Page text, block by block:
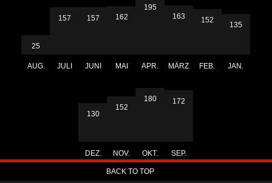
25
AUG.
157
JULI
157
JUNI
162
MAI
195
APR.
163
MÄRZ
152
FEB.
135
JAN.
130
DEZ.
152
NOV.
180
OKT.
172
SEP.
BACK TO TOP